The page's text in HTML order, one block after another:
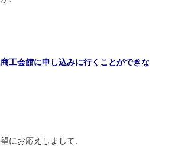
商工会館に申し込みに行くことができな
にお応えしまして、